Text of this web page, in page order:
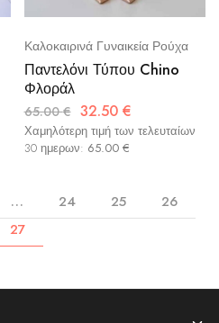
Καλοκαιρινά Γυναικεία Ρούχα
Παντελόνι Τύπου Chino
Φλοράλ
65.00€ 32.50 €
Χαμηλότερη τιμή των τελευταίων
30 ημερων: 65.00 €
… 24 25
26
27